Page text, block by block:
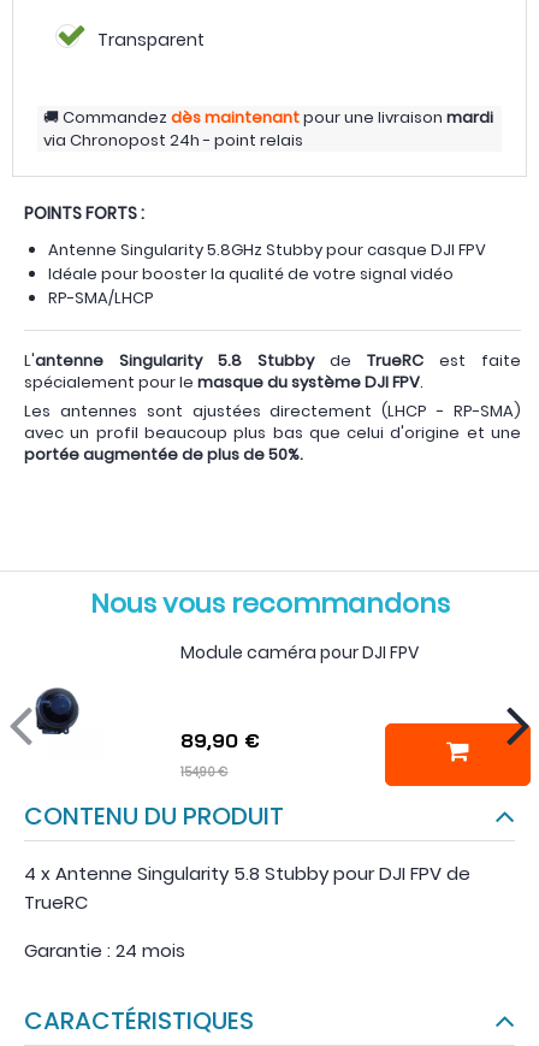
Transparent
Commandezdès maintenantpour une livraison mardi
via Chronopost 24h - point relais
POINTS FORTS :
Antenne Singularity 5.8GHz Stubby pour casque DJI FPV
Idéale pour booster la qualité de votre signal vidéo
RP-SMA/LHCP
L'antenne Singularity 5.8 Stubbyde TrueRC est faite
spécialement pour le masque du système DJI FPV.
Les antennes sont ajustées directement (LHCP - RP-SMA)
avec un profil beaucoup plus bas que celui d'origine et une
portée augmentée de plus de 50%.
Nous vous recommandons
Module caméra pour DJI FPV
89,90 €
154,90 €
CONTENU DU PRODUIT
4 x Antenne Singularity 5.8 Stubby pour DJI FPV de
TrueRC
Garantie : 24 mois
CARACTÉRISTIQUES